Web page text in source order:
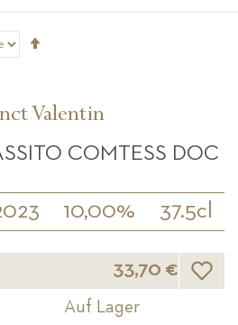
Valentin
COMTESS DOC
10,00% 37.5cl
33,70 €
Auf Lager